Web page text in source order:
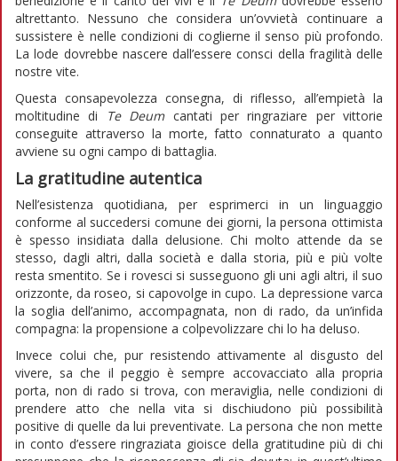
altrettanto. Nessuno che considera un’ovvietà continuare a
sussistere è nelle condizioni di coglierne il senso più profondo.
La lode dovrebbe nascere dall’essere consci della fragilità delle
nostre vite.
Questa consapevolezza consegna, di riflesso, all’empietà la
moltitudine di
Te Deum cantati per ringraziare per vittorie
conseguite attraverso la morte, fatto connaturato a quanto
avviene su ogni campo di battaglia.
La gratitudine autentica
Nell’esistenza quotidiana, per esprimerci in un linguaggio
conforme al succedersi comune dei giorni, la persona ottimista
è spesso insidiata dalla delusione. Chi molto attende da se
stesso, dagli altri, dalla società e dalla storia, più e più volte
resta smentito. Se i rovesci si susseguono gli uni agli altri, il suo
orizzonte, da roseo, si capovolge in cupo. La depressione varca
la soglia dell’animo, accompagnata, non di rado, da un’infida
compagna: la propensione a colpevolizzare chi lo ha deluso.
Invece colui che, pur resistendo attivamente al disgusto del
vivere, sa che il peggio è sempre accovacciato alla propria
porta, non di rado si trova, con meraviglia, nelle condizioni di
prendere atto che nella vita si dischiudono più possibilità
positive di quelle da lui preventivate. La persona che non mette
in conto d’essere ringraziata gioisce della gratitudine più di chi